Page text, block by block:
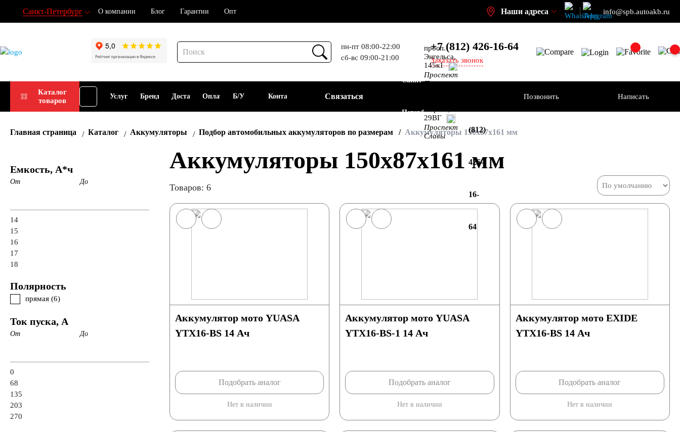
Санкт-Петербург О компании Блог Гарантии Опт Наши адреса info@spb.autoakb.ru
пн-пт 08:00-22:00
сб-вс 09:00-21:00
+7 (812) 426-16-64
Заказать звонок
Каталог
товаров
Подбор
АКБ
Услуги Бренды Доставка Оплата
Прием
Б/У Контакты Связаться
Санкт-
Петербург
просп.
Энгельса,
145к1
Проспект
Просвещения
29ВГ
Проспект
Славы
(812)
426-
16-
64
Позвонить Написать
Главная страница Каталог Аккумуляторы Подбор автомобильных аккумуляторов по размерам Аккумуляторы 150x87x161 мм
Емкость, А*ч
От До
14
15
16
17
18
Полярность
прямая (6)
Ток пуска, А
От До
0
68
135
203
270
Аккумуляторы 150x87x161 мм
Товаров: 6
Аккумулятор мото YUASA
YTX16-BS 14 Ач
Подобрать аналог
Нет в наличии
Аккумулятор мото YUASA
YTX16-BS-1 14 Ач
Подобрать аналог
Нет в наличии
Аккумулятор мото EXIDE
YTX16-BS 14 Ач
Подобрать аналог
Нет в наличии